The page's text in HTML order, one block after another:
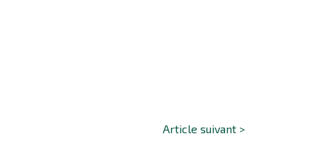
Article suivant >